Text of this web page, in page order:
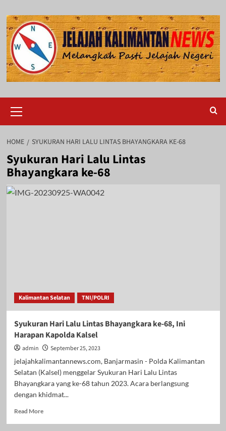
to
content
Menu
HOME SYUKURAN HARI LALU LINTAS BHAYANGKARA KE-68
Syukuran Hari Lalu Lintas
Bhayangkara ke-68
Kalimantan Selatan TNI/POLRI
Syukuran Hari Lalu Lintas Bhayangkara ke-68, Ini
Harapan Kapolda Kalsel
admin
September 25, 2023
jelajahkalimantannews.com, Banjarmasin - Polda Kalimantan
Selatan (Kalsel) menggelar Syukuran Hari Lalu Lintas
Bhayangkara yang ke-68 tahun 2023. Acara berlangsung
dengan khidmat...
Read MoreRead